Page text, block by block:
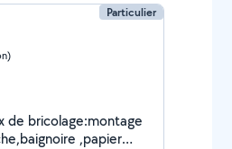
Particulier
de bricolage:montage
,papier